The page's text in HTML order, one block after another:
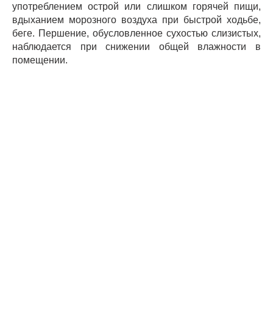
употреблением острой или слишком горячей пищи,
вдыханием морозного воздуха при быстрой ходьбе,
беге. Першение, обусловленное сухостью слизистых,
наблюдается при снижении общей влажности в
помещении.